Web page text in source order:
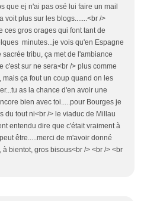
que ej n'ai pas osé lui faire un mail
voit plus sur les blogs.......<br />
ces gros orages qui font tant de
minutes...je vois qu'en Espagne
sacrée tribu, ça met de l'ambiance
c'est sur ne sera<br /> plus comme
mais ça fout un coup quand on les
as la chance d'en avoir une
bien avec toi.....pour Bourges je
du tout ni<br /> le viaduc de Millau
entendu dire que c'était vraiment à
être.....merci de m'avoir donné
à bientot, gros bisous<br /> <br /> <br